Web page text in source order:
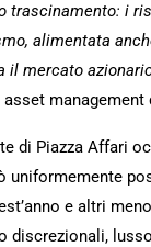
trascinamento: i
alimentata
mercato
management
di Piazza Affari
uniformemente
e altri
discrezionali,